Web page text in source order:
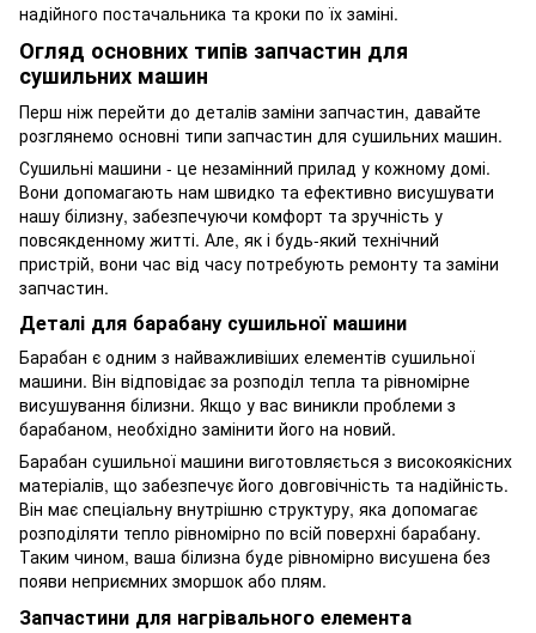
надійного постачальника та кроки по їх заміні.
Огляд основних типів запчастин для
сушильних машин
Перш ніж перейти до деталів заміни запчастин, давайте
розглянемо основні типи запчастин для сушильних машин.
Сушильні машини - це незамінний прилад у кожному домі.
Вони допомагають нам швидко та ефективно висушувати
нашу білизну, забезпечуючи комфорт та зручність у
повсякденному житті. Але, як і будь-який технічний
пристрій, вони час від часу потребують ремонту та заміни
запчастин.
Деталі для барабану сушильної машини
Барабан є одним з найважливіших елементів сушильної
машини. Він відповідає за розподіл тепла та рівномірне
висушування білизни. Якщо у вас виникли проблеми з
барабаном, необхідно замінити його на новий.
Барабан сушильної машини виготовляється з високоякісних
матеріалів, що забезпечує його довговічність та надійність.
Він має спеціальну внутрішню структуру, яка допомагає
розподіляти тепло рівномірно по всій поверхні барабану.
Таким чином, ваша білизна буде рівномірно висушена без
появи неприємних зморшок або плям.
Запчастини для нагрівального елемента